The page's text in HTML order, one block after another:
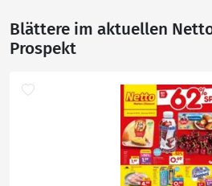
Blättere im aktuellen
Prospekt